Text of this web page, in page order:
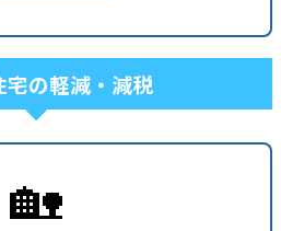
宅の軽減・減税
🏡